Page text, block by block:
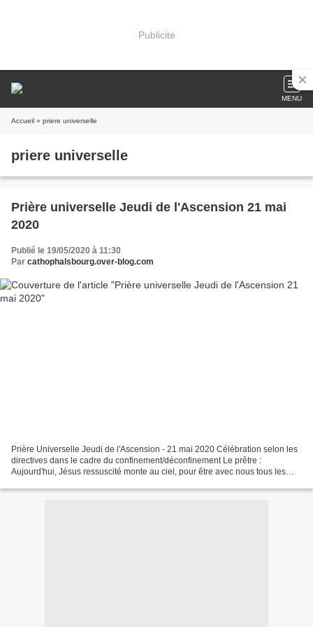
Publicité
MENU
Accueil » priere universelle
priere universelle
Prière universelle Jeudi de l'Ascension 21 mai
2020
Publié le 19/05/2020 à 11:30
Par cathophalsbourg.over-blog.com
Prière Universelle Jeudi de l'Ascension - 21 mai 2020 Célébration selon les
directives dans le cadre du confinement/déconfinement Le prêtre :
Aujourd'hui, Jésus ressuscité monte au ciel, pour être avec nous tous les